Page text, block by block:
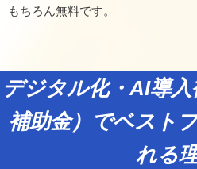
もちろん無料です。
デジタル化・AI導
補助金）でベスト
れる